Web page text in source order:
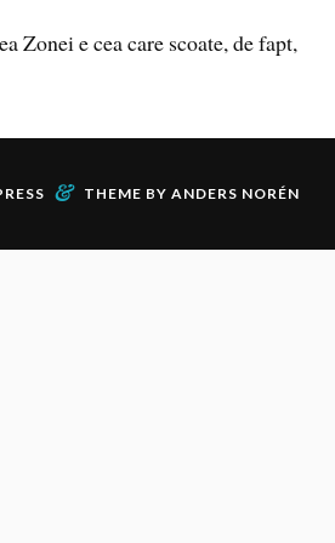
Zonei e cea care scoate, de fapt,
& THEME BY ANDERS NORÉN